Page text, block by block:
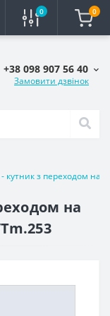
0 0
+38 098 907 56 40
Замовити дзвінок
кутник з переходом на
на